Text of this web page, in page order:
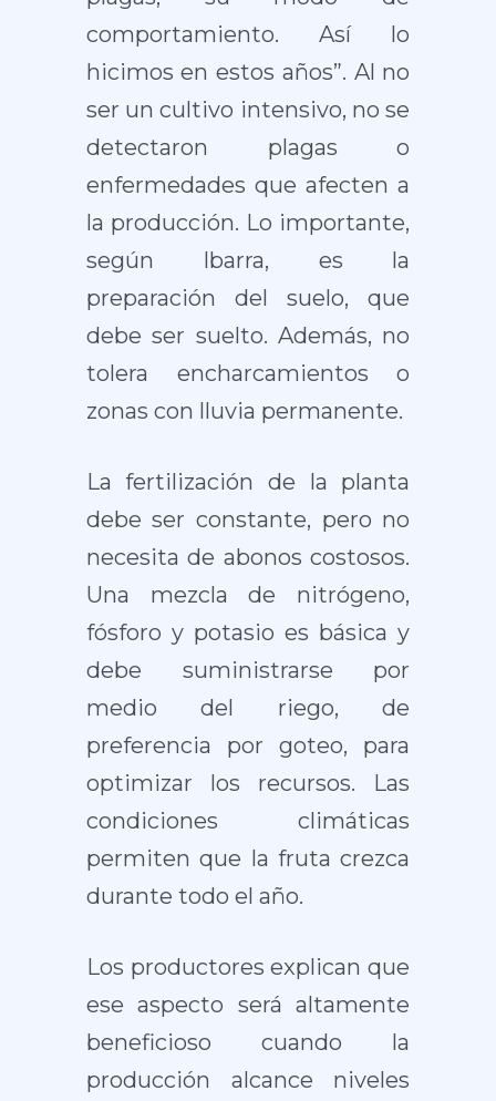
comportamiento. Así lo
hicimos en estos años”. Al no
ser un cultivo intensivo, no se
detectaron plagas o
enfermedades que afecten a
la producción. Lo importante,
según Ibarra, es la
preparación del suelo, que
debe ser suelto. Además, no
tolera encharcamientos o
zonas con lluvia permanente.
La fertilización de la planta
debe ser constante, pero no
necesita de abonos costosos.
Una mezcla de nitrógeno,
fósforo y potasio es básica y
debe suministrarse por
medio del riego, de
preferencia por goteo, para
optimizar los recursos. Las
condiciones climáticas
permiten que la fruta crezca
durante todo el año.
Los productores explican que
ese aspecto será altamente
beneficioso cuando la
producción alcance niveles